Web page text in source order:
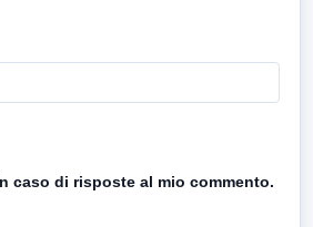
caso di risposte al mio commento.